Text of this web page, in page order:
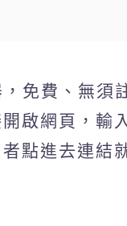
免費、無須
啟網頁，輸
點進去連結